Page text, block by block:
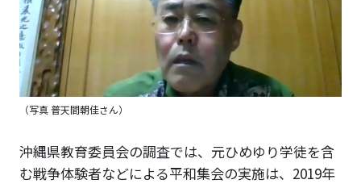
（写真 普天間朝佳さん）
沖縄県教育委員会の調査では、元ひめゆり学徒を含
む戦争体験者などによる平和集会の実施は、2019年